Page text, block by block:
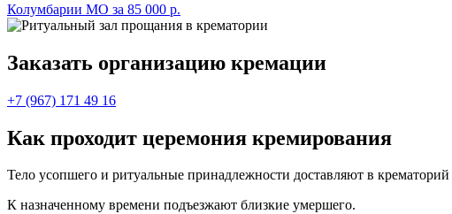
Колумбарии МО за 85 000 р.
Заказать организацию кремации
+7 (967) 171 49 16
Как проходит церемония кремирования
Тело усопшего и ритуальные принадлежности доставляют в
К назначенному времени подъезжают близкие умершего.